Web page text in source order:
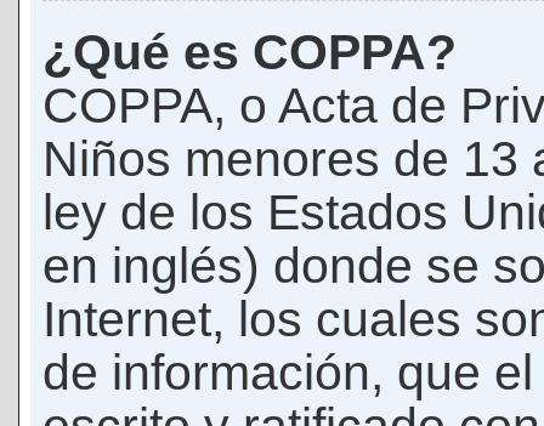
¿Qué es COPPA?
COPPA, o Acta de
Niños menores de 13
ley de los Estados
en inglés) donde se
Internet, los cuales
de información, que